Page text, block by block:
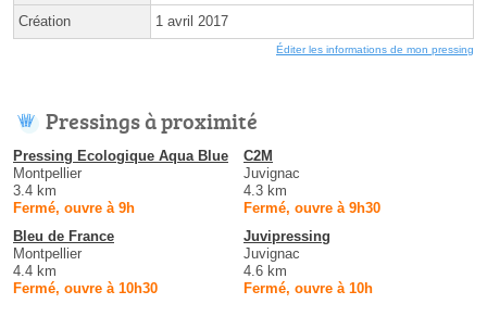
Création 1 avril 2017
Éditer les informations de mon pressing
Pressings à proximité
Pressing Ecologique Aqua Blue
Montpellier
3.4 km
Fermé, ouvre à 9h
C2M
Juvignac
4.3 km
Fermé, ouvre à 9h30
Bleu de France
Montpellier
4.4 km
Fermé, ouvre à 10h30
Juvipressing
Juvignac
4.6 km
Fermé, ouvre à 10h